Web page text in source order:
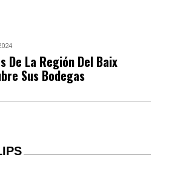
De La Región Del Baix
Sus Bodegas